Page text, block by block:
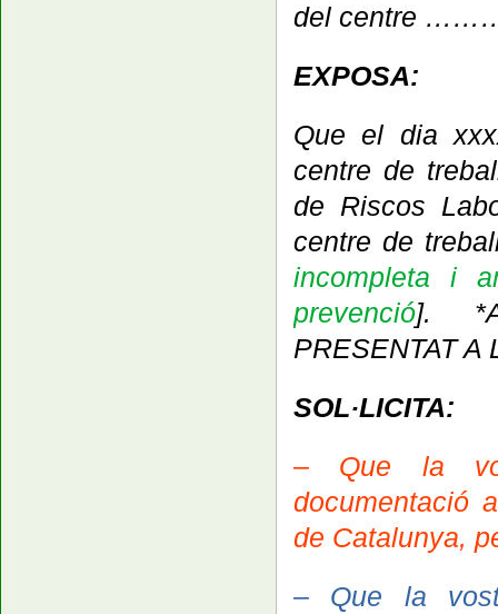
del centre
EXPOSA:
Que el dia
centre de
de Riscos
centre de
incompleta i
prevenció].
PRESENTAT A
SOL·LICITA:
– Que la
documentació
de Catalunya,
– Que la